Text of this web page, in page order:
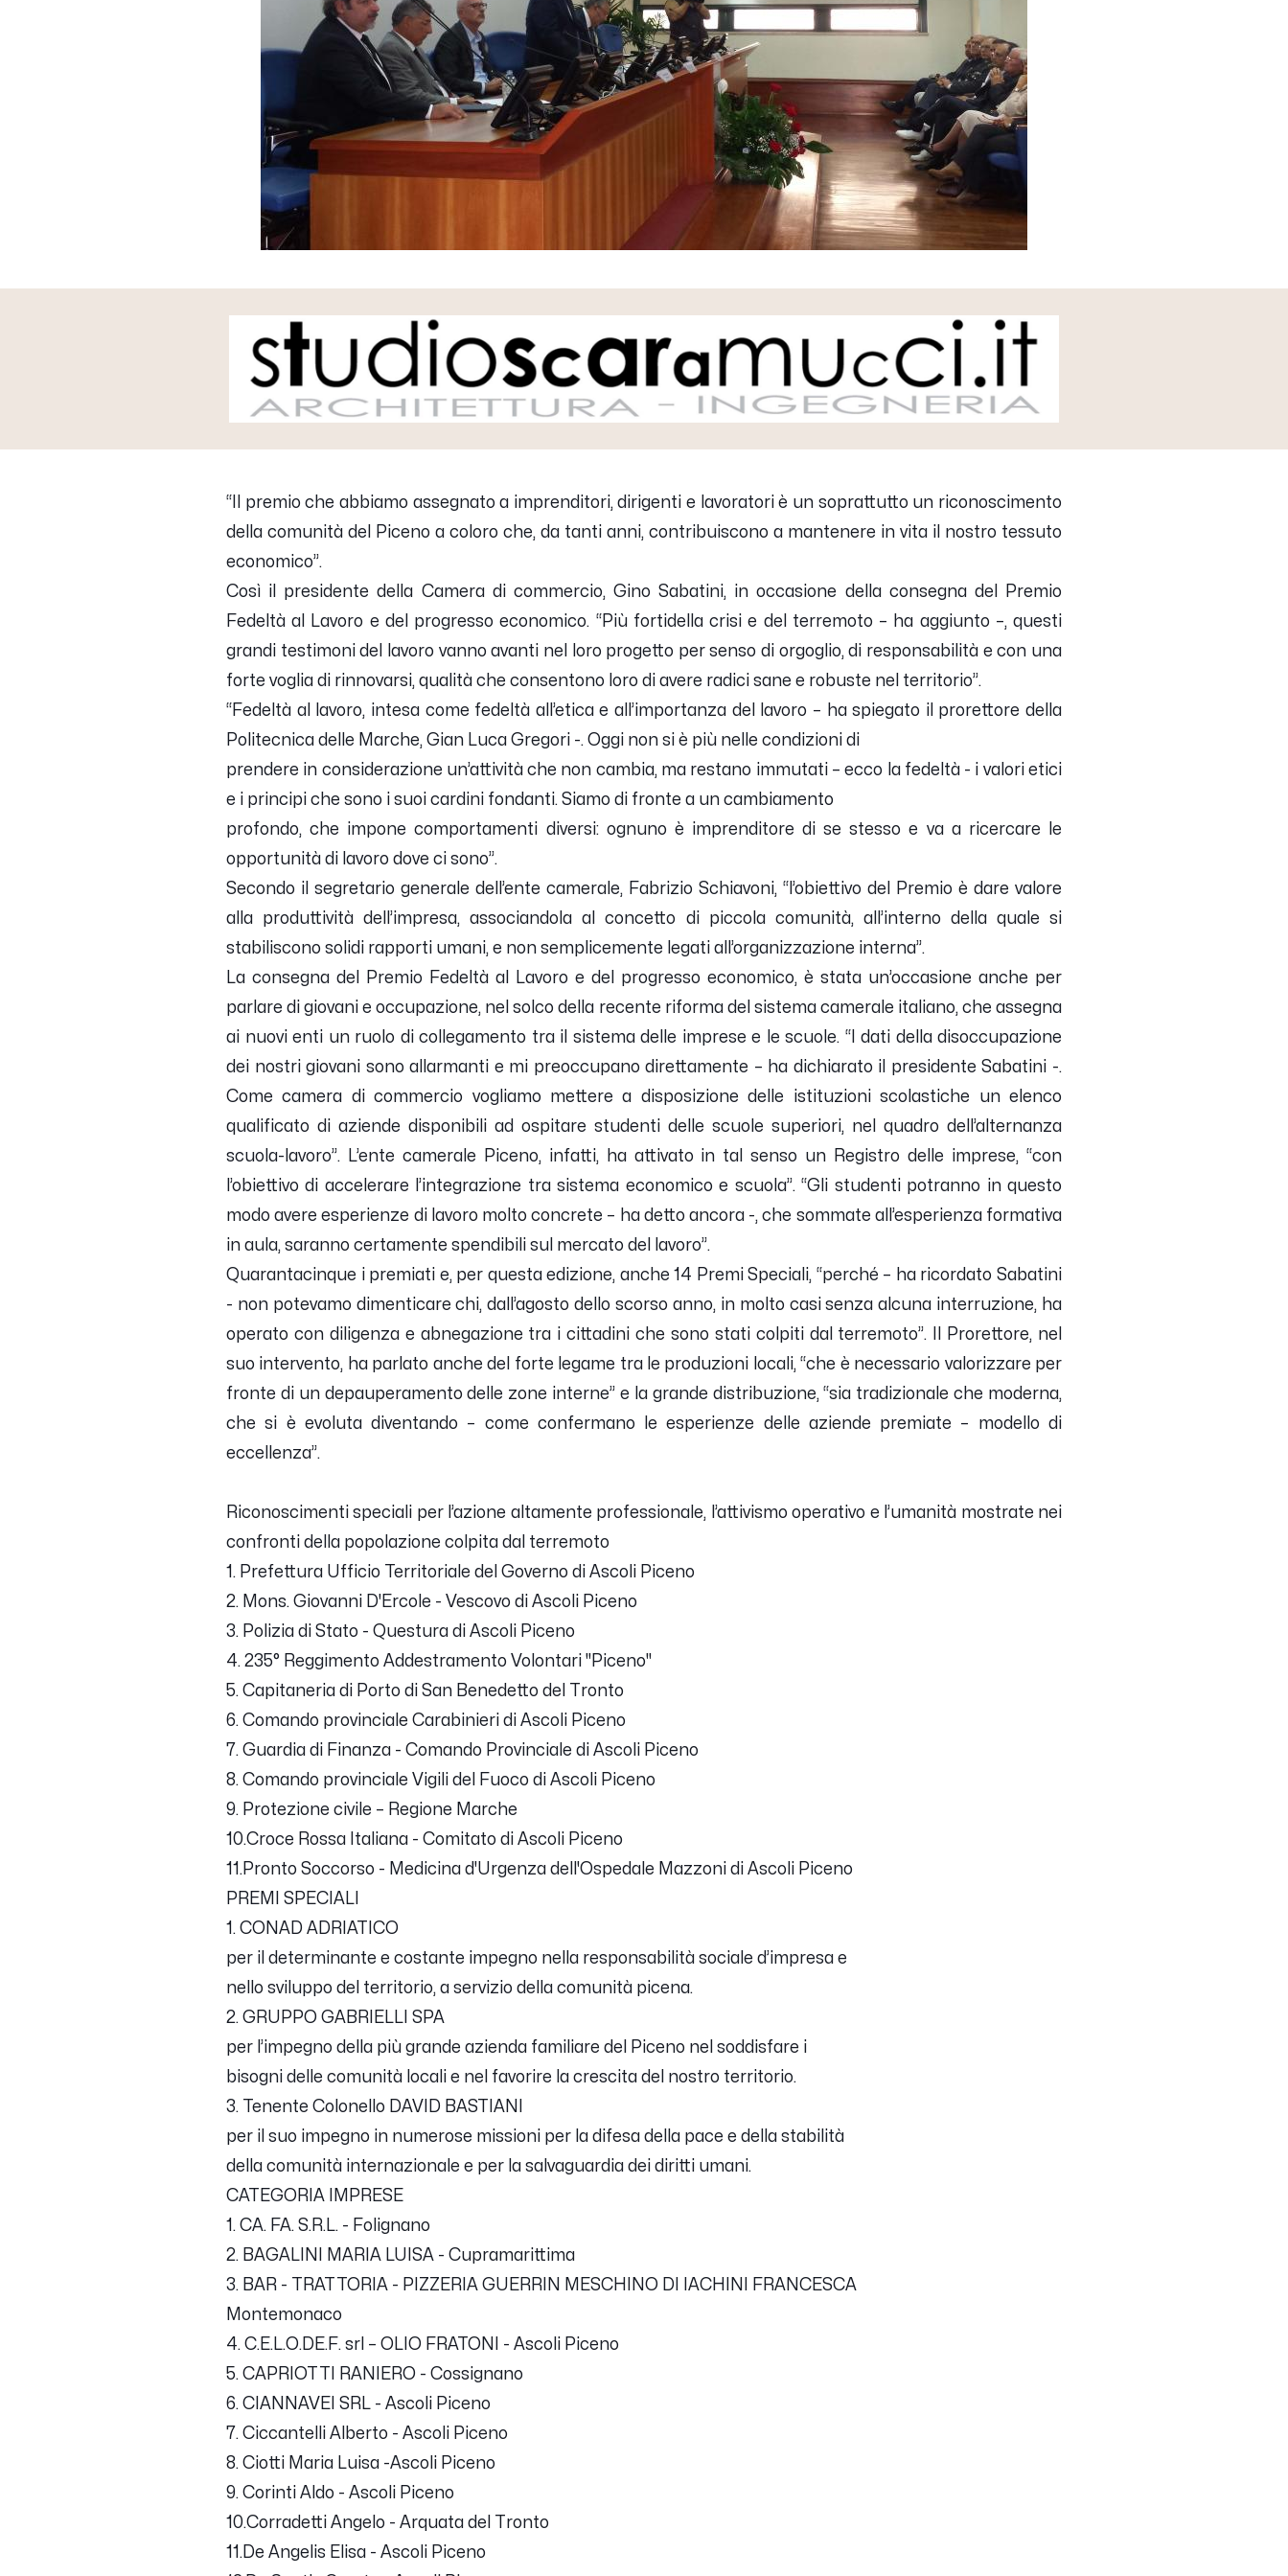
“ Il premio che abbiamo assegnato a imprenditori, dirigenti e lavoratori è un soprattutto un riconoscimento
della comunità del Piceno a coloro che, da tanti anni, contribuiscono a mantenere in vita il nostro tessuto
economico”.
Così il presidente della Camera di commercio, Gino Sabatini, in occasione della consegna del Premio
Fedeltà al Lavoro e del progresso economico. “Più fortidella crisi e del terremoto – ha aggiunto –,questi
grandi testimoni del lavoro vanno avanti nel loro progetto per senso di orgoglio, di responsabilità e con una
forte voglia di rinnovarsi, qualità che consentono loro di avere radici sane e robuste nel territorio”.
“Fedeltà al lavoro, intesa come fedeltà all’etica e all’importanza del lavoro – ha spiegato il prorettore della
Politecnica delle Marche, Gian Luca Gregori -. Oggi non si è più nelle condizioni di
prendere in considerazione un’attività che non cambia, ma restano immutati –ecco la fedeltà- i valori etici
e i principi che sono i suoi cardini fondanti. Siamo di fronte a un cambiamento
profondo, che impone comportamenti diversi: ognuno è imprenditore di se stesso e va a ricercare le
opportunità di lavoro dove ci sono”.
Secondo il segretario generale dell’ente camerale, Fabrizio Schiavoni, “ l’obiettivo del Premio è dare valore
alla produttività dell’impresa, associandola al concetto di piccola comunità, all’interno della quale si
stabiliscono solidi rapporti umani, e non semplicemente legati all’organizzazione interna”.
La consegna del Premio Fedeltà al Lavoro e del progresso economico, è stata un’occasione anche per
parlare di giovani e occupazione, nel solco della recente riforma del sistema camerale italiano, che assegna
ai nuovi enti un ruolo di collegamento tra il sistema delle imprese e le scuole. “I dati della disoccupazione
dei nostri giovani sono allarmanti e mi preoccupano direttamente – ha dichiarato il presidente Sabatini -.
Come camera di commercio vogliamo mettere a disposizione delle istituzioni scolastiche un elenco
qualificato di aziende disponibili ad ospitare studenti delle scuole superiori, nel quadro dell’alternanza
scuola-lavoro”. L’ente camerale Piceno, infatti, ha attivato in tal senso un Registro delle imprese, “con
l’obiettivo di accelerare l’integrazione tra sistema economico e scuola”. “Gli studenti potranno in questo
modo avere esperienze di lavoro molto concrete – ha detto ancora -,che sommate all’esperienza formativa
in aula, saranno certamente spendibili sul mercato del lavoro”.
Quarantacinque i premiati e, per questa edizione, anche 14 Premi Speciali, “perché – ha ricordato Sabatini
- non potevamo dimenticare chi, dall’agosto dello scorso anno, in molto casi senza alcuna interruzione, ha
operato con diligenza e abnegazione tra i cittadini che sono stati colpiti dal terremoto”. Il Prorettore, nel
suo intervento, ha parlato anche del forte legame tra le produzioni locali, “che è necessario valorizzare per
fronte di un depauperamento delle zone interne” e la grande distribuzione, “sia tradizionale che moderna,
che si è evoluta diventando – come confermano le esperienze delle aziende premiate – modello di
eccellenza”.
Riconoscimenti speciali per l’azione altamente professionale, l’attivismo operativo e l’umanità mostrate nei
confronti della popolazione colpita dal terremoto
1. Prefettura Ufficio Territoriale del Governo di Ascoli Piceno
2. Mons. Giovanni D'Ercole - Vescovo di Ascoli Piceno
3. Polizia di Stato - Questura di Ascoli Piceno
4. 235° Reggimento Addestramento Volontari "Piceno"
5. Capitaneria di Porto di San Benedetto del Tronto
6. Comando provinciale Carabinieri di Ascoli Piceno
7. Guardia di Finanza - Comando Provinciale di Ascoli Piceno
8. Comando provinciale Vigili del Fuoco di Ascoli Piceno
9. Protezione civile – Regione Marche
10.Croce Rossa Italiana - Comitato di Ascoli Piceno
11.Pronto Soccorso - Medicina d'Urgenza dell'Ospedale Mazzoni di Ascoli Piceno
PREMI SPECIALI
1. CONAD ADRIATICO
per il determinante e costante impegno nella responsabilità sociale d’impresa e
nello sviluppo del territorio, a servizio della comunità picena.
2. GRUPPO GABRIELLI SPA
per l’impegno della più grande azienda familiare del Piceno nel soddisfare i
bisogni delle comunità locali e nel favorire la crescita del nostro territorio.
3. Tenente Colonello DAVID BASTIANI
per il suo impegno in numerose missioni per la difesa della pace e della stabilità
della comunità internazionale e per la salvaguardia dei diritti umani.
CATEGORIA IMPRESE
1. CA. FA. S.R.L. - Folignano
2. BAGALINI MARIA LUISA - Cupramarittima
3. BAR - TRATTORIA - PIZZERIA GUERRIN MESCHINO DI IACHINI FRANCESCA
Montemonaco
4. C.E.L.O.DE.F. srl – OLIO FRATONI - Ascoli Piceno
5. CAPRIOTTI RANIERO - Cossignano
6. CIANNAVEI SRL - Ascoli Piceno
7. Ciccantelli Alberto - Ascoli Piceno
8. Ciotti Maria Luisa -Ascoli Piceno
9. Corinti Aldo - Ascoli Piceno
10.Corradetti Angelo - Arquata del Tronto
11.De Angelis Elisa - Ascoli Piceno